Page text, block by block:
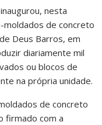
nesta
moldados de concreto
Deus Barros, em
diariamente mil
ou blocos de
na própria unidade.
de concreto
firmado com a